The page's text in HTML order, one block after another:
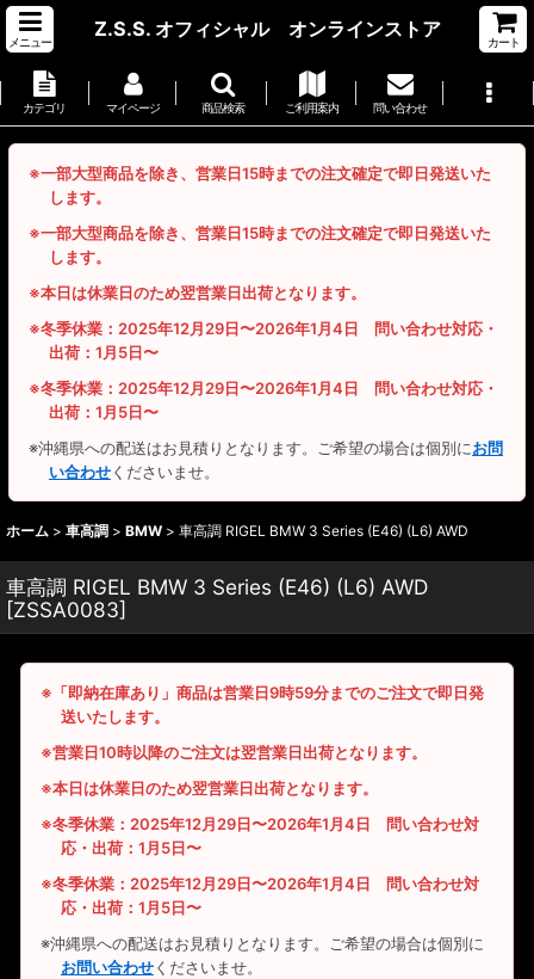
メニュー
Z.S.S. オフィシャル オンラインストア
カート
カテゴリ マイページ 商品検索 ご利用案内 問い合わせ
※一部大型商品を除き、営業日15時までの注文確定で即日発送いた
します。
※一部大型商品を除き、営業日15時までの注文確定で即日発送いた
します。
※本日は休業日のため翌営業日出荷となります。
※冬季休業：2025年12月29日〜2026年1月4日 問い合わせ対応・
出荷：1月5日〜
※冬季休業：2025年12月29日〜2026年1月4日 問い合わせ対応・
出荷：1月5日〜
※沖縄県への配送はお見積りとなります。ご希望の場合は個別にお問
い合わせくださいませ。
ホーム > 車高調 > BMW > 車高調 RIGEL BMW 3 Series (E46) (L6) AWD
車高調 RIGEL BMW 3 Series (E46) (L6) AWD
[ZSSA0083]
※「即納在庫あり」商品は営業日9時59分までのご注文で即日発
送いたします。
※営業日10時以降のご注文は翌営業日出荷となります。
※本日は休業日のため翌営業日出荷となります。
※冬季休業：2025年12月29日〜2026年1月4日 問い合わせ対
応・出荷：1月5日〜
※冬季休業：2025年12月29日〜2026年1月4日 問い合わせ対
応・出荷：1月5日〜
※沖縄県への配送はお見積りとなります。ご希望の場合は個別に
お問い合わせくださいませ。